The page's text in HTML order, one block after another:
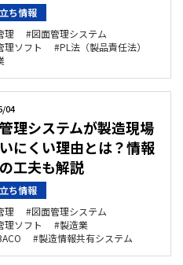
ち情報
理
図面管理システム
理ソフト
PL法（製品責任法）
04
理システムが製造現場
にくい理由とは？情報
工夫も解説
ち情報
理
図面管理システム
理ソフト
製造業
製造情報共有システム